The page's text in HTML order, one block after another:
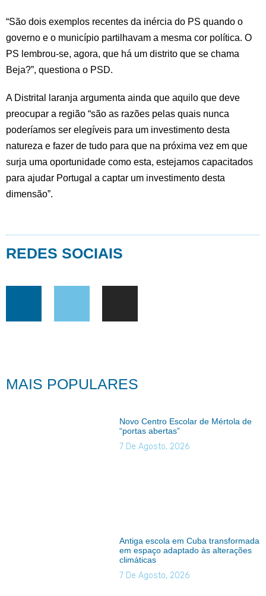
“São dois exemplos recentes da inércia do PS quando o
governo e o município partilhavam a mesma cor política. O
PS lembrou-se, agora, que há um distrito que se chama
Beja?”, questiona o PSD.
A Distrital laranja argumenta ainda que aquilo que deve
preocupar a região “são as razões pelas quais nunca
poderíamos ser elegíveis para um investimento desta
natureza e fazer de tudo para que na próxima vez em que
surja uma oportunidade como esta, estejamos capacitados
para ajudar Portugal a captar um investimento desta
dimensão”.
REDES SOCIAIS
MAIS POPULARES
Novo Centro Escolar de Mértola de
“portas abertas”
7 De Agosto, 2026
Antiga escola em Cuba transformada
em espaço adaptado às alterações
climáticas
7 De Agosto, 2026